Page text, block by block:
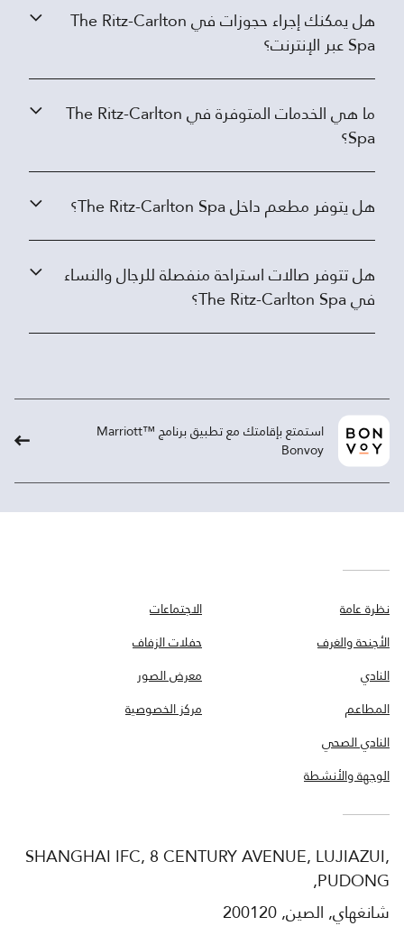
هل يمكنك إجراء حجوزات في The Ritz-Carlton
Spa عبر الإنترنت؟
ما هي الخدمات المتوفرة في The Ritz-Carlton
Spa؟
هل يتوفر مطعم داخل The Ritz-Carlton Spa؟
هل تتوفر صالات استراحة منفصلة للرجال والنساء
في The Ritz-Carlton Spa؟
استمتع بإقامتك مع تطبيق برنامج ™Marriott
Bonvoy
نظرة عامة
الأجنحة والغرف
النادي
المطاعم
النادي الصحي
الوجهة والأنشطة
الاجتماعات
حفلات الزفاف
معرض الصور
مركز الخصوصية
SHANGHAI IFC, 8 CENTURY AVENUE, LUJIAZUI,
PUDONG,
شانغهاي, الصين, 200120